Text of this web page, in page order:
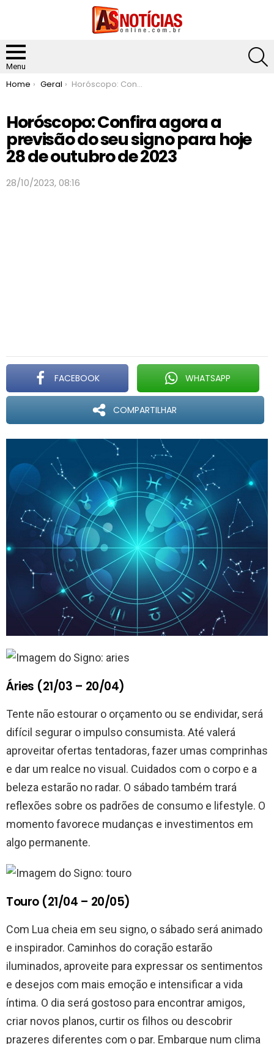
Menu
You are here:
Home Geral Horóscopo: Confira agora a previsão do seu signo para hoje 28 de outubro de 2023
Horóscopo: Confira agora a
previsão do seu signo para hoje
28 de outubro de 2023
28/10/2023, 08:16
FACEBOOK WHATSAPP
COMPARTILHAR
Áries (21/03 – 20/04)
Tente não estourar o orçamento ou se endividar, será
difícil segurar o impulso consumista. Até valerá
aproveitar ofertas tentadoras, fazer umas comprinhas
e dar um realce no visual. Cuidados com o corpo e a
beleza estarão no radar. O sábado também trará
reflexões sobre os padrões de consumo e lifestyle. O
momento favorece mudanças e investimentos em
algo permanente.
Touro (21/04 – 20/05)
Com Lua cheia em seu signo, o sábado será animado
e inspirador. Caminhos do coração estarão
iluminados, aproveite para expressar os sentimentos
e desejos com mais emoção e intensificar a vida
íntima. O dia será gostoso para encontrar amigos,
criar novos planos, curtir os filhos ou descobrir
prazeres diferentes com o par. Embarque num clima